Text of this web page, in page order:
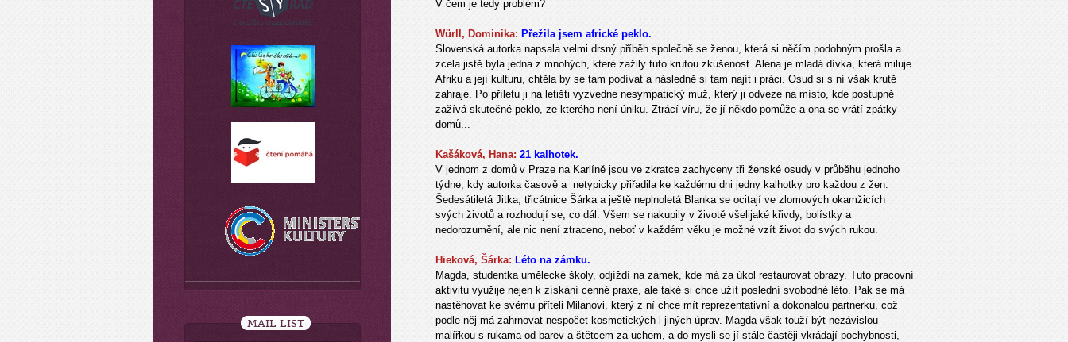
V čem je tedy problém?
Würll, Dominika: Přežila jsem africké peklo.
Slovenská autorka napsala velmi drsný příběh společně se ženou, která si něčím podobným prošla a
zcela jistě byla jedna z mnohých, které zažily tuto krutou zkušenost. Alena je mladá dívka, která miluje
Afriku a její kulturu, chtěla by se tam podívat a následně si tam najít i práci. Osud si s ní však krutě
zahraje. Po příletu ji na letišti vyzvedne nesympatický muž, který ji odveze na místo, kde postupně
zažívá skutečné peklo, ze kterého není úniku. Ztrácí víru, že jí někdo pomůže a ona se vrátí zpátky
domů...
Kašáková, Hana: 21 kalhotek.
V jednom z domů v Praze na Karlíně jsou ve zkratce zachyceny tři ženské osudy v průběhu jednoho
týdne, kdy autorka časově a netypicky přiřadila ke každému dni jedny kalhotky pro každou z žen.
Šedesátiletá Jitka, třicátnice Šárka a ještě neplnoletá Blanka se ocitají ve zlomových okamžicích
svých životů a rozhodují se, co dál. Všem se nakupily v životě všelijaké křivdy, bolístky a
nedorozumění, ale nic není ztraceno, neboť v každém věku je možné vzít život do svých rukou.
Hieková, Šárka: Léto na zámku.
Magda, studentka umělecké školy, odjíždí na zámek, kde má za úkol restaurovat obrazy. Tuto pracovní
aktivitu využije nejen k získání cenné praxe, ale také si chce užít poslední svobodné léto. Pak se má
nastěhovat ke svému příteli Milanovi, který z ní chce mít reprezentativní a dokonalou partnerku, což
podle něj má zahrnovat nespočet kosmetických i jiných úprav. Magda však touží být nezávislou
malířkou s rukama od barev a štětcem za uchem, a do mysli se jí stále častěji vkrádají pochybnosti,
MAIL LIST